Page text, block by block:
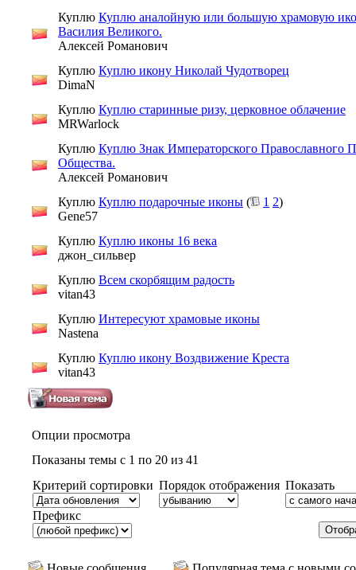
Куплю Куплю аналойную или большую храмовую
Василия Великого.
Алексей Романович
Куплю Куплю икону Николай Чудотворец
DimaN
Куплю Куплю старинные ризу, церковное облачение
MRWarlock
Куплю Куплю Знак Императорского Православного
Общества.
Алексей Романович
Куплю Куплю подарочные иконы ( 1 2)
Gene57
Куплю Куплю иконы 16 века
джон_сильвер
Куплю Всем скорбящим радость
vitan43
Куплю Интересуют храмовые иконы
Nastena
Куплю Куплю икону Воздвижение Креста
vitan43
Опции просмотра
Показаны темы с 1 по 20 из 41
Критерий сортировки Порядок отображения Показать
Префикс